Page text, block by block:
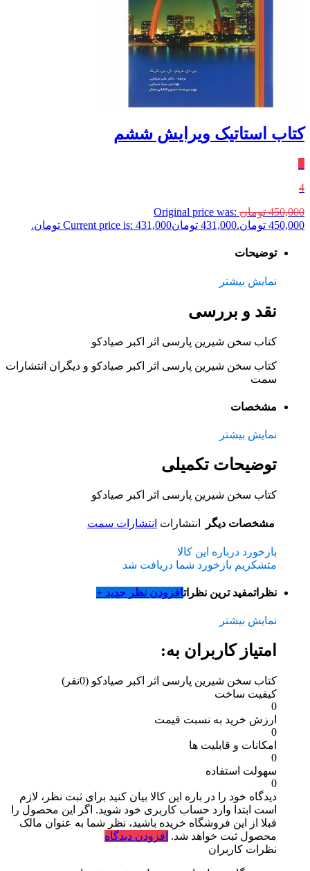
کتاب استاتیک ویرایش ششم
4
450,000 تومان Original price was:
450,000 تومان.
431,000 تومانCurrent price is: 431,000 تومان.
توضیحات
نمایش بیشتر
نقد و بررسی
کتاب سخن شیرین پارسی اثر اکبر صیادکو
کتاب سخن شیرین پارسی اثر اکبر صیادکو و دیگران انتشارات
سمت
مشخصات
نمایش بیشتر
توضیحات تکمیلی
کتاب سخن شیرین پارسی اثر اکبر صیادکو
مشخصات دیگر انتشارات انتشارات سمت
بازخورد درباره این کالا
متشکریم بازخورد شما دریافت شد
نظراتمفید ترین نظراتافزودن نظر جدید +
نمایش بیشتر
امتیاز کاربران به:
کتاب سخن شیرین پارسی اثر اکبر صیادکو (0نفر)
کیفیت ساخت
0
ارزش خرید به نسبت قیمت
0
امکانات و قابلیت ها
0
سهولت استفاده
0
دیدگاه خود را در باره این کالا بیان کنید برای ثبت نظر، لازم
است ابتدا وارد حساب کاربری خود شوید. اگر این محصول را
قبلا از این فروشگاه خریده باشید، نظر شما به عنوان مالک
محصول ثبت خواهد شد. افزودن دیدگاه
نظرات کاربران